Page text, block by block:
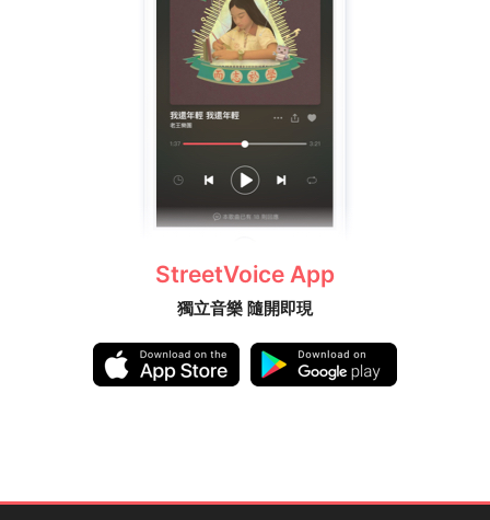
StreetVoice App
獨立音樂 隨開即現